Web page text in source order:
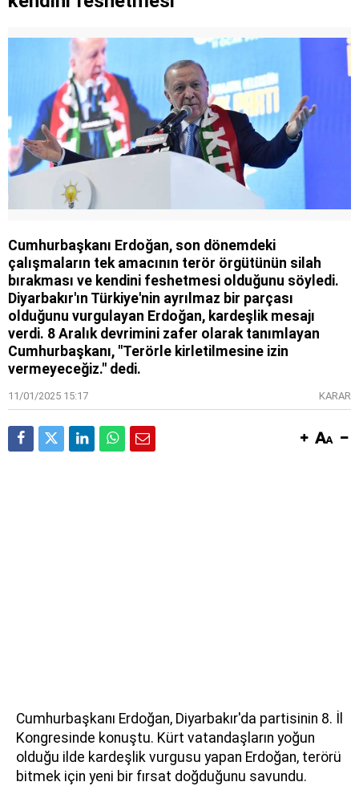
Cumhurbaşkanı Erdoğan, son dönemdeki
çalışmaların tek amacının terör örgütünün silah
bırakması ve kendini feshetmesi olduğunu söyledi.
Diyarbakır'ın Türkiye'nin ayrılmaz bir parçası
olduğunu vurgulayan Erdoğan, kardeşlik mesajı
verdi. 8 Aralık devrimini zafer olarak tanımlayan
Cumhurbaşkanı, "Terörle kirletilmesine izin
vermeyeceğiz." dedi.
11/01/2025 15:17 KARAR
Cumhurbaşkanı Erdoğan, Diyarbakır'da partisinin 8. İl
Kongresinde konuştu. Kürt vatandaşların yoğun
olduğu ilde kardeşlik vurgusu yapan Erdoğan, terörü
bitmek için yeni bir fırsat doğduğunu savundu.